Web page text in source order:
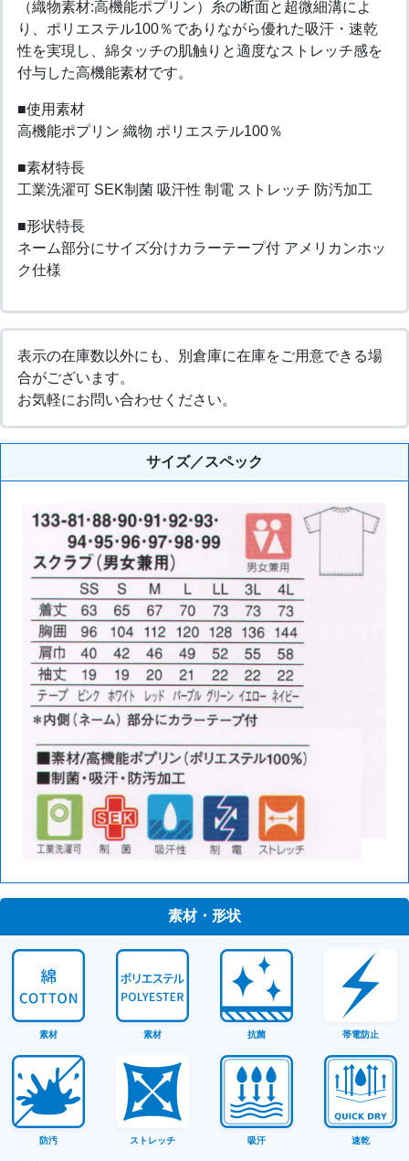
（織物素材:高機能ポプリン）糸の断面と超微細溝によ
り、ポリエステル100％でありながら優れた吸汗・速乾
性を実現し、綿タッチの肌触りと適度なストレッチ感を
付与した高機能素材です。
■使用素材
高機能ポプリン 織物 ポリエステル100％
■素材特長
工業洗濯可 SEK制菌 吸汗性 制電 ストレッチ 防汚加工
■形状特長
ネーム部分にサイズ分けカラーテープ付 アメリカンホッ
ク仕様
表示の在庫数以外にも、別倉庫に在庫をご用意できる場
合がございます。
お気軽にお問い合わせください。
サイズ／スペック
素材・形状
素材 素材 抗菌 帯電防止
防汚 ストレッチ 吸汗 速乾